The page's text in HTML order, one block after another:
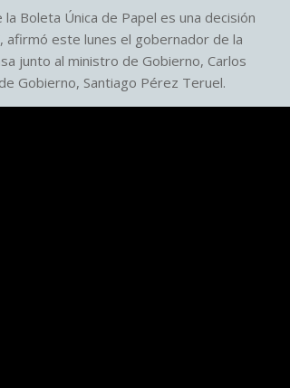
Boleta Única de Papel es una decisión
afirmó este lunes el gobernador de la
junto al ministro de Gobierno, Carlos
Gobierno, Santiago Pérez Teruel.